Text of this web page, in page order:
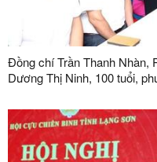
Đồng chí Trần Thanh Nhàn,
Dương Thị Ninh, 100 tuổi,